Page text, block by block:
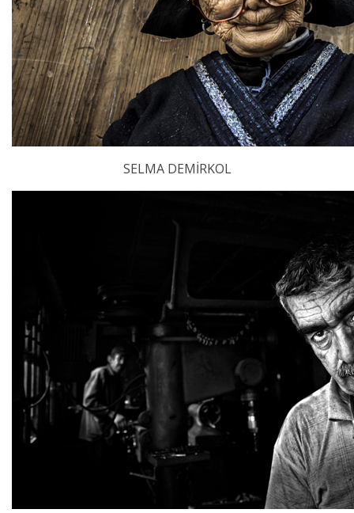
SELMA DEMİRKOL